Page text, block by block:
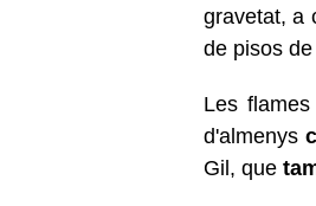
gravetat, a
de pisos
Les
d'almenys
Gil, que